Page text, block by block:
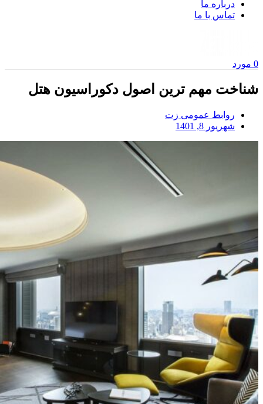
درباره ما
تماس با ما
0 مورد
شناخت مهم ترین اصول دکوراسیون هتل
روابط عمومی زت
شهریور 8, 1401